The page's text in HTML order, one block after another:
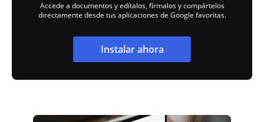
Accede a documentos y edítalos, fírmalos y compártelos
directamente desde tus aplicaciones de Google favoritas.
Instalar ahora